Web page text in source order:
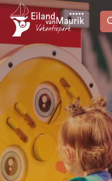
Übernachten
Einrichtungen
Jachthafen
Tagesausflug